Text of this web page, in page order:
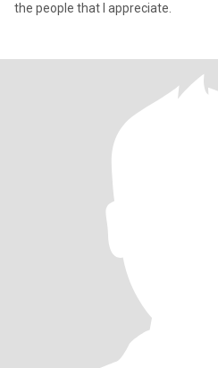
the people that I appreciate.